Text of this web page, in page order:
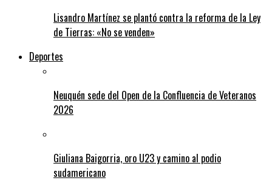
Lisandro Martínez se plantó contra la reforma de la Ley
de Tierras: «No se venden»
Deportes
Neuquén sede del Open de la Confluencia de Veteranos
2026
Giuliana Baigorria, oro U23 y camino al podio
sudamericano